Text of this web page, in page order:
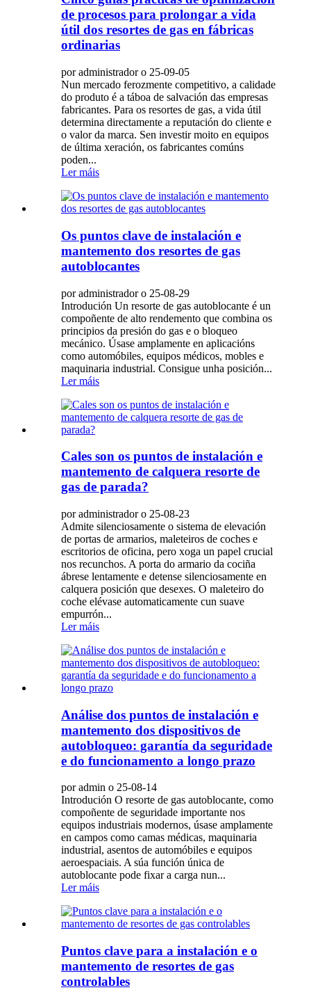
de procesos para prolongar a vida
útil dos resortes de gas en fábricas
ordinarias
por administrador o 25-09-05
Nun mercado ferozmente competitivo, a calidade
do produto é a táboa de salvación das empresas
fabricantes. Para os resortes de gas, a vida útil
determina directamente a reputación do cliente e
o valor da marca. Sen investir moito en equipos
de última xeración, os fabricantes comúns
poden...
Ler máis
Os puntos clave de instalación e
mantemento dos resortes de gas
autoblocantes
por administrador o 25-08-29
Introdución Un resorte de gas autoblocante é un
compoñente de alto rendemento que combina os
principios da presión do gas e o bloqueo
mecánico. Úsase amplamente en aplicacións
como automóbiles, equipos médicos, mobles e
maquinaria industrial. Consigue unha posición...
Ler máis
Cales son os puntos de instalación e
mantemento de calquera resorte de
gas de parada?
por administrador o 25-08-23
Admite silenciosamente o sistema de elevación
de portas de armarios, maleteiros de coches e
escritorios de oficina, pero xoga un papel crucial
nos recunchos. A porta do armario da cociña
ábrese lentamente e detense silenciosamente en
calquera posición que desexes. O maleteiro do
coche elévase automaticamente cun suave
empurrón...
Ler máis
Análise dos puntos de instalación e
mantemento dos dispositivos de
autobloqueo: garantía da seguridade
e do funcionamento a longo prazo
por admin o 25-08-14
Introdución O resorte de gas autoblocante, como
compoñente de seguridade importante nos
equipos industriais modernos, úsase amplamente
en campos como camas médicas, maquinaria
industrial, asentos de automóbiles e equipos
aeroespaciais. A súa función única de
autoblocante pode fixar a carga nun...
Ler máis
Puntos clave para a instalación e o
mantemento de resortes de gas
controlables